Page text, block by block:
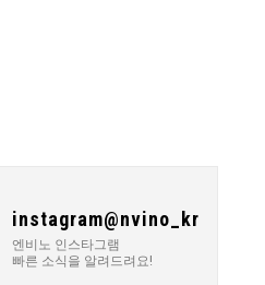
instagram@nvino_kr
엔비노 인스타그램
빠른 소식을 알려드려요!